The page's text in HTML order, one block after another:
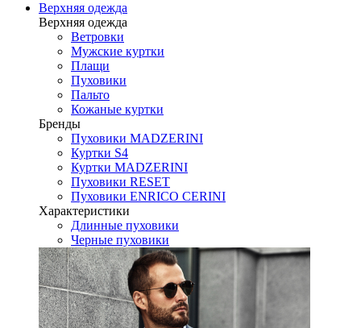
Верхняя одежда
Верхняя одежда
Ветровки
Мужские куртки
Плащи
Пуховики
Пальто
Кожаные куртки
Бренды
Пуховики MADZERINI
Куртки S4
Куртки MADZERINI
Пуховики RESET
Пуховики ENRICO CERINI
Характеристики
Длинные пуховики
Черные пуховики